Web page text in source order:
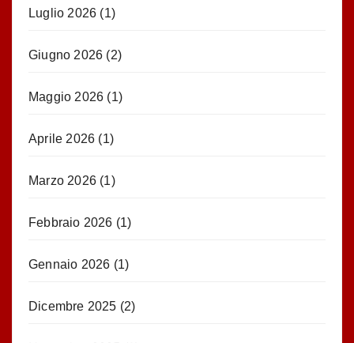
Luglio 2026 (1)
Giugno 2026 (2)
Maggio 2026 (1)
Aprile 2026 (1)
Marzo 2026 (1)
Febbraio 2026 (1)
Gennaio 2026 (1)
Dicembre 2025 (2)